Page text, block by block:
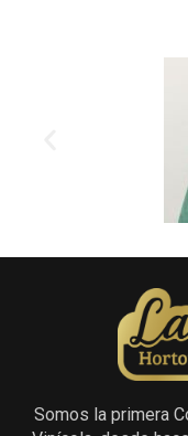
Somos la primera